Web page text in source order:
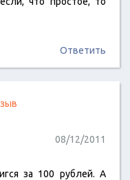
Ответить
08/12/2011
за 100 рублей. А